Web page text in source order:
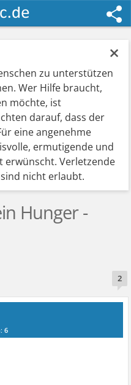
×
zu unterstützen
Wer Hilfe braucht,
möchte, ist
darauf, dass der
eine angenehme
ermutigende und
erwünscht. Verletzende
nicht erlaubt.
Hunger -
2
6